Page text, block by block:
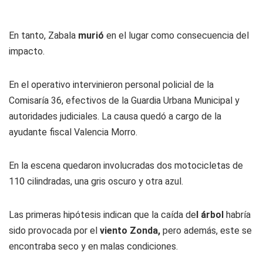
En tanto, Zabala murió en el lugar como consecuencia del
impacto.
En el operativo intervinieron personal policial de la
Comisaría 36, efectivos de la Guardia Urbana Municipal y
autoridades judiciales. La causa quedó a cargo de la
ayudante fiscal Valencia Morro.
En la escena quedaron involucradas dos motocicletas de
110 cilindradas, una gris oscuro y otra azul.
Las primeras hipótesis indican que la caída del árbol habría
sido provocada por el viento Zonda, pero además, este se
encontraba seco y en malas condiciones.